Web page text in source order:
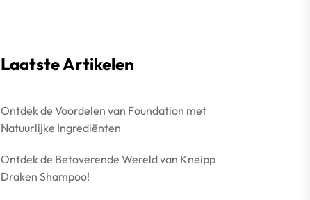
Laatste Artikelen
Ontdek de Voordelen van Foundation met
Natuurlijke Ingrediënten
Ontdek de Betoverende Wereld van Kneipp
Draken Shampoo!